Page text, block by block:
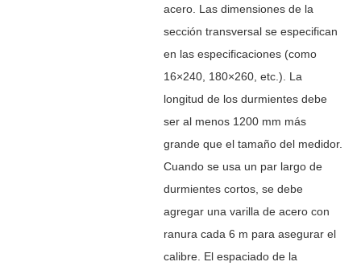
acero. Las dimensiones de la
sección transversal se especifican
en las especificaciones (como
16×240, 180×260, etc.). La
longitud de los durmientes debe
ser al menos 1200 mm más
grande que el tamaño del medidor.
Cuando se usa un par largo de
durmientes cortos, se debe
agregar una varilla de acero con
ranura cada 6 m para asegurar el
calibre. El espaciado de la